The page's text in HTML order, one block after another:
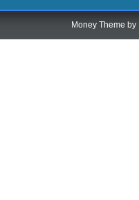
Money Theme by